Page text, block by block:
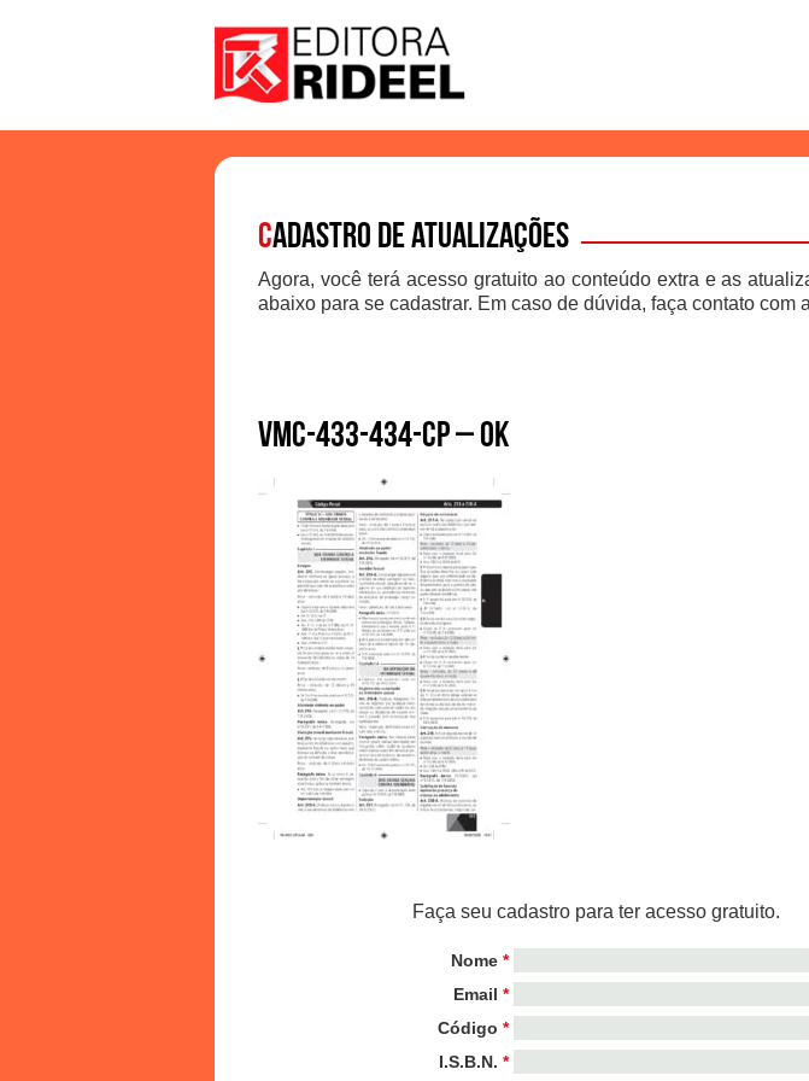
Cadastro de atualizações
Agora, você terá acesso gratuito ao conteúdo extra e as
abaixo para se cadastrar. Em caso de dúvida, faça contato com
VMC-433-434-CP – ok
Faça seu cadastro para ter acesso gratuito.
Nome *
Email *
Código *
I.S.B.N. *